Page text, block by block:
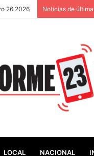
26 2026 Noticias de
LOCAL NACIONAL